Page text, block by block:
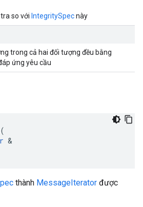
so với IntegritySpecnày
trong cả hai đối tượng đều bằng
ứng yêu cầu
&
thành MessageIterator được